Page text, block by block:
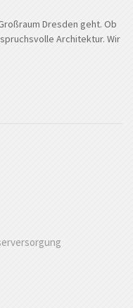
Dresden geht. Ob
Architektur. Wir